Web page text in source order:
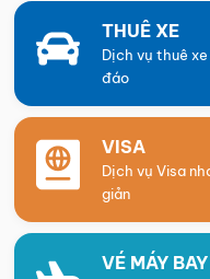
THUÊ XE
Dịch vụ thuê
đáo
VISA
Dịch vụ Visa
giản
VÉ MÁY BAY